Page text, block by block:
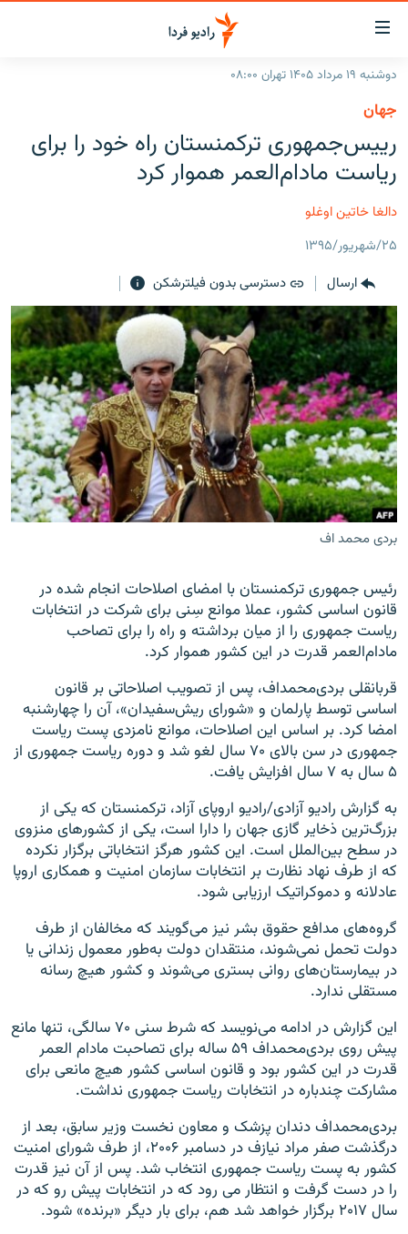
لینک‌های
قابلیت
دسترسی
بازگشت
منوی
اصلی
رفتن
به
صفحه
جهان
فرکانس‌ها
پادکست
چندرسانه‌ای
گزارش‌های تصویری
گزارش‌های ویدئویی
زنان فردا
English
به ما بپیوندید
زبان‌های دیگر
دوشنبه ۱۹ مرداد ۱۴۰۵ تهران ۰۸:۰۰
جهان
رییس‌جمهوری ترکمنستان راه خود را برای
ریاست مادام‌العمر هموار کرد
دالغا خاتین اوغلو
۲۵/شهریور/۱۳۹۵
ارسال
دسترسی بدون فیلترشکن
بردی محمد اف
رئیس جمهوری ترکمنستان با امضای اصلاحات انجام شده در
قانون اساسی کشور، عملا موانع سِنی برای شرکت در انتخابات
ریاست جمهوری را از میان برداشته و راه را برای تصاحب
مادام‌العمر قدرت در این کشور هموار کرد.
قربانقلی بردی‌محمداف، پس از تصویب اصلاحاتی بر قانون
اساسی توسط پارلمان و «شورای ریش‌سفیدان»، آن را چهارشنبه
امضا کرد. بر اساس این اصلاحات، موانع نامزدی پست ریاست
جمهوری در سن بالای ۷۰ سال لغو شد و دوره ریاست جمهوری از
۵ سال به ۷ سال افزایش یافت.
به گزارش رادیو آزادی/رادیو اروپای آزاد، ترکمنستان که یکی از
بزرگ‌ترین ذخایر گازی جهان را دارا است، یکی از کشورهای منزوی
در سطح بین‌الملل است. این کشور هرگز انتخاباتی برگزار نکرده
که از طرف نهاد نظارت بر انتخابات سازمان امنیت و همکاری اروپا
عادلانه و دموکراتیک ارزیابی شود.
گروه‌های مدافع حقوق بشر نیز می‌گویند که مخالفان از طرف
دولت تحمل نمی‌شوند، منتقدان دولت به‌طور معمول زندانی یا
در بیمارستان‌های روانی بستری می‌شوند و کشور هیچ رسانه
مستقلی ندارد.
این گزارش در ادامه می‌نویسد که شرط سنی ۷۰ سالگی، تنها مانع
پیش روی بردی‌محمداف ۵۹ ساله برای تصاحبت مادام العمر
قدرت در این کشور بود و قانون اساسی کشور هیچ مانعی برای
مشارکت چندباره در انتخابات ریاست جمهوری نداشت.
بردی‌محمداف دندان پزشک و معاون نخست وزیر سابق، بعد از
درگذشت صفر مراد نیازف در دسامبر ۲۰۰۶، از طرف شورای امنیت
کشور به پست ریاست جمهوری انتخاب شد. پس از آن نیز قدرت
را در دست گرفت و انتظار می رود که در انتخابات پیش رو که در
سال ۲۰۱۷ برگزار خواهد شد هم، برای بار دیگر «برنده» شود.